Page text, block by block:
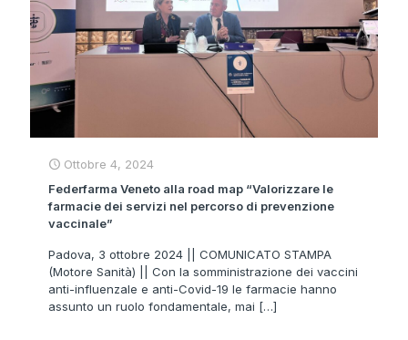
Ottobre 4, 2024
Federfarma Veneto alla road map “Valorizzare le
farmacie dei servizi nel percorso di prevenzione
vaccinale”
Padova, 3 ottobre 2024 || COMUNICATO STAMPA
(Motore Sanità) || Con la somministrazione dei vaccini
anti-influenzale e anti-Covid-19 le farmacie hanno
assunto un ruolo fondamentale, mai […]